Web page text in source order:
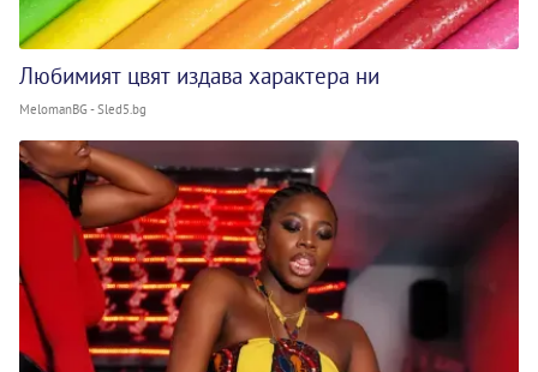
Любимият цвят издава характера ни
MelomanBG - Sled5.bg